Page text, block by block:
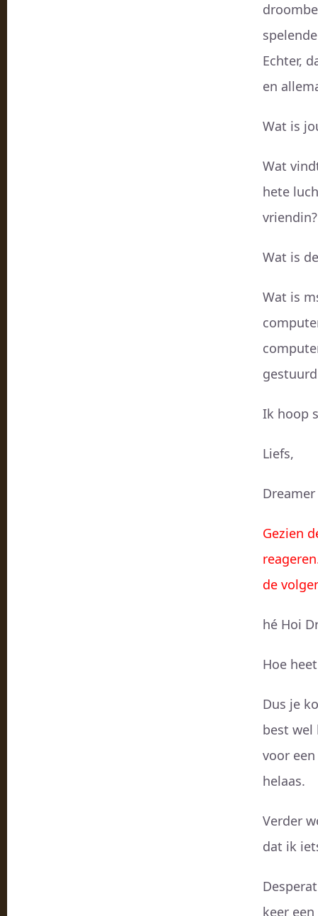
Echter,
en
Wat is
Wat
hete
vriendin?
Wat is
Wat is
Ik hoop
Liefs,
Dreamer
Gezien
de
hé Hoi
Hoe
Dus je
best
voor
helaas.
Verder
dat ik
keer